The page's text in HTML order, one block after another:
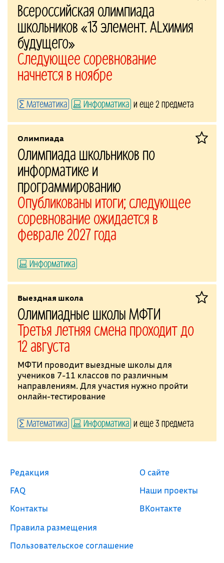
Всероссийская олимпиада
школьников «13 элемент. ALхимия
будущего»
Следующее соревнование
начнется в ноябре
Математика Информатика и еще 2 предмета
Олимпиада
Олимпиада школьников по
информатике и
программированию
Опубликованы итоги; следующее
соревнование ожидается в
феврале 2027 года
Информатика
Выездная школа
Олимпиадные школы МФТИ
Третья летняя смена проходит до
12 августа
МФТИ проводит выездные школы для
учеников 7-11 классов по различным
направлениям. Для участия нужно пройти
онлайн-тестирование
Математика Информатика и еще 3 предмета
Редакция
FAQ
Контакты
Правила размещения
Пользовательское соглашение
О сайте
Наши проекты
ВКонтакте